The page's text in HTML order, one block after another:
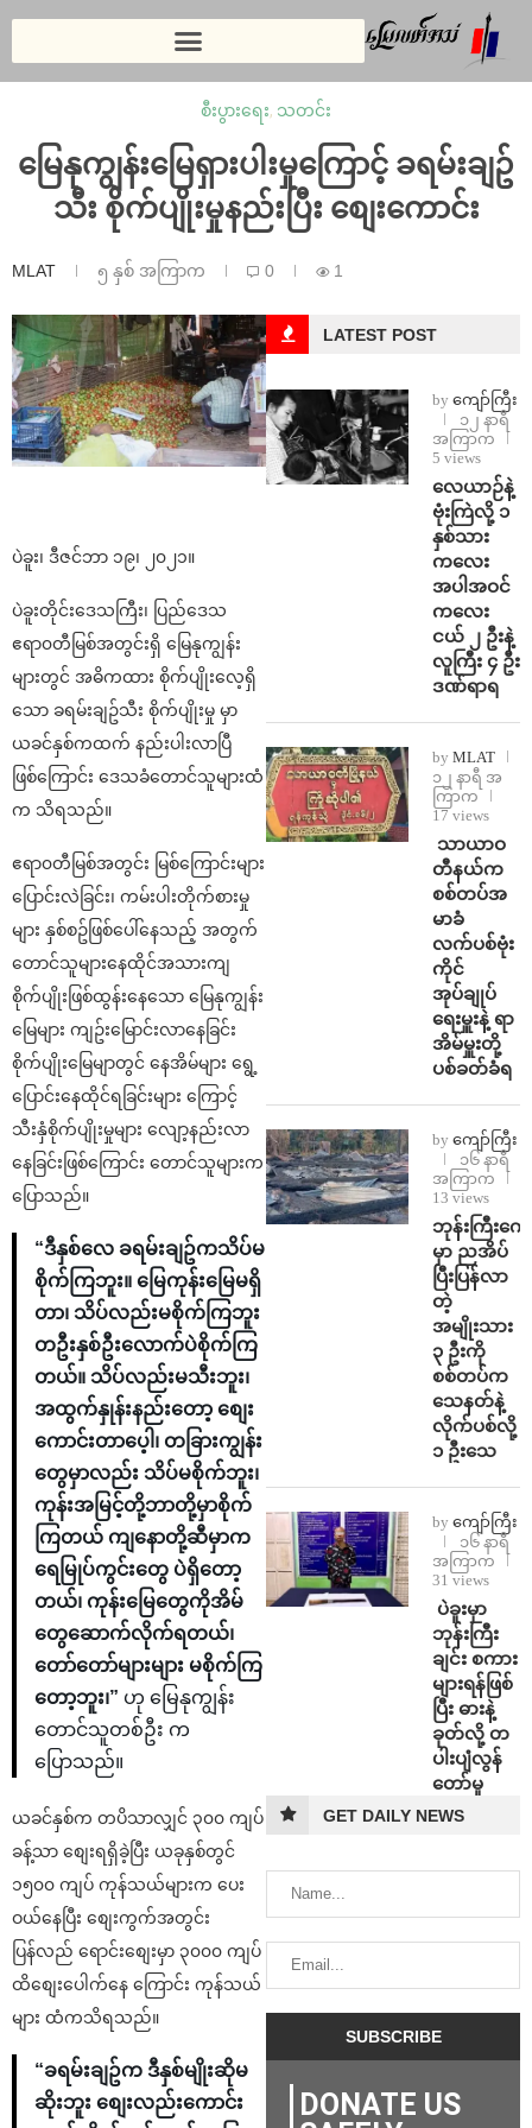
စီးပွားရေး, သတင်း
မြေနုကျွန်းမြေရှားပါးမှုကြောင့် ခရမ်းချဥ်
သီး စိုက်ပျိုးမှုနည်းပြီး စျေးကောင်း
MLAT ၅ နှစ် အကြာက 0 1
ပဲခူး၊ ဒီဇင်ဘာ ၁၉၊ ၂၀၂၁။
ပဲခူးတိုင်းဒေသကြီး၊ ပြည်ဒေသ
ဧရာ၀တီမြစ်အတွင်းရှိ မြေနုကျွန်း
များတွင် အဓိကထား စိုက်ပျိုးလေ့ရှိ
သော ခရမ်းချဥ်သီး စိုက်ပျိုးမှု မှာ
ယခင်နှစ်ကထက် နည်းပါးလာပြီ
ဖြစ်ကြောင်း ‌ဒေသခံ‌တောင်သူများထံ
က သိရသည်။
ဧရာ၀တီမြစ်အတွင်း မြစ်ကြောင်းများ
ပြောင်းလဲခြင်း၊ ကမ်းပါးတိုက်စားမှု
များ နှစ်စဥ်ဖြစ်ပေါ်နေသည့် အတွက်
တောင်သူများနေထိုင်အသားကျ
စိုက်ပျိုးဖြစ်ထွန်းနေသော မြေနုကျွန်း
မြေများ ကျဥ်းမြောင်းလာနေခြင်း
စိုက်ပျိုးမြေမျာတွင် နေအိမ်များ ရွေ့
ပြောင်းနေထိုင်ရခြင်းများ ကြောင့်
သီးနှံစိုက်ပျိုးမှုများ လျော့နည်းလာ
နေခြင်းဖြစ်ကြောင်း တောင်သူများက
ပြောသည်။
“ဒီနှစ်လေ ခရမ်းချဥ်ကသိပ်မ
စိုက်ကြဘူး။ မြေကုန်းမြေမရှိ
တာ၊ သိပ်လည်းမစိုက်ကြဘူး
တဦးနှစ်ဦးလောက်ပဲစိုက်ကြ
တယ်။ သိပ်လည်းမသီးဘူး၊
အထွက်နှုန်းနည်းတော့ စျေး
ကောင်းတာပေ့ါ၊ တခြားကျွန်း
တွေမှာလည်း သိပ်မစိုက်ဘူး၊
ကုန်းအမြင့်တို့ဘာတို့မှာစိုက်
ကြတယ် ကျနောတို့ဆီမှာက
ရေမြုပ်ကွင်းတွေ ပဲရှိတော့
တယ်၊ ကုန်းမြေတွေကိုအိမ်
တွေဆောက်လိုက်ရတယ်၊
တော်တော်များများ မစိုက်ကြ
တော့ဘူး၊” ဟု မြေနုကျွန်း
တောင်သူတစ်ဦး က
ပြောသည်။
ယခင်နှစ်က တပိသာလျှင် ၃၀၀ ကျပ်
ခန့်သာ စျေးရရှိခဲ့ပြီး ယခုနှစ်တွင်
၁၅၀၀ ကျပ် ကုန်သယ်များက ပေး
ဝယ်နေပြီး စျေးကွက်အတွင်း
ပြန်လည် ရောင်းစျေးမှာ ၃၀၀၀ ကျပ်
ထိစျေးပေါက်နေ ကြောင်း ကုန်သယ်
များ ထံကသိရသည်။
“ခရမ်းချဥ်က ဒီနှစ်မျိုးဆိုမ
ဆိုးဘူး စျေးလည်းကောင်း
LATEST POST
by ကျော်ကြီး
၁၂ နာရီ
အကြာက
5 views
⁨လေယာဉ်နဲ့
ဗုံးကြဲလို့ ၁
နှစ်သား
ကလေး
အပါအဝင်
ကလေး
ငယ် ၂ ဦးနဲ့
လူကြီး ၄ ဦး
ဒဏ်ရာရ
by MLAT
၁၂ နာရီ အ
ကြာက
17 views
⁩ ⁨သာယာဝ
တီနယ်က
စစ်တပ်အ
မာခံ
လက်ပစ်ဗုံး
ကိုင်
အုပ်ချုပ်
ရေးမှူးနဲ့ ရာ
အိမ်မှူးတို့
ပစ်ခတ်ခံရ
by ကျော်ကြီး
၁၆ နာရီ
အကြာက
13 views
ဘုန်းကြီးကျ
မှာ ညအိပ်
ပြီးပြန်လာ
တဲ့
အမျိုးသား
၃ ဦးကို
စစ်တပ်က
သေနတ်နဲ့
လိုက်ပစ်လို့
၁ ဦးသေ
by ကျော်ကြီး
၁၆ နာရီ
အကြာက
31 views
⁩ ⁨ပဲခူးမှာ
ဘုန်းကြီး
ချင်း စကား
များရန်ဖြစ်
ပြီး ဓားနဲ့
ခုတ်လို့ တ
ပါးပျံလွန်
တော်မူ
GET DAILY NEWS
DONATE US